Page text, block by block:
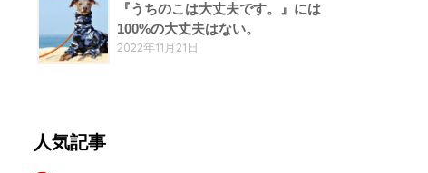
『うちのこは大丈夫です。』には
100%の大丈夫はない。
2022年11月21日
人気記事